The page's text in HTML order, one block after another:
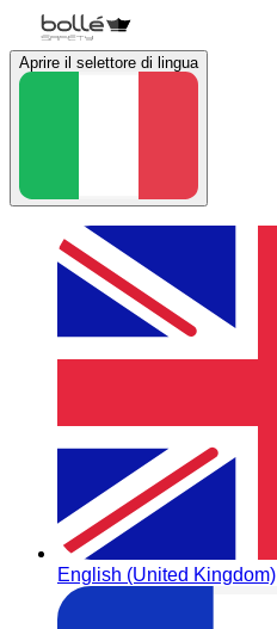
Aprire il selettore di lingua
English (United Kingdom)